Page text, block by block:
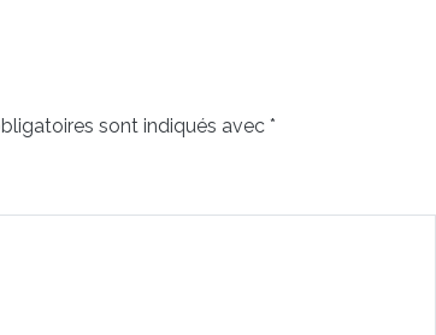
sont indiqués avec *